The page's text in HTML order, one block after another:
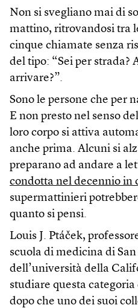
Non si svegliano mai di
mattino, ritrovandosi tra
cinque chiamate senza
del tipo: “Sei per strada?
arrivare?”.
Sono le persone che per
E non presto nel senso
loro corpo si attiva
anche prima. Alcuni si
preparano ad andare a
condotta nel decennio in
supermattinieri
quanto si pensi.
Louis J. Ptáček,
scuola di medicina di
dell’università della
studiare questa
dopo che uno dei suoi